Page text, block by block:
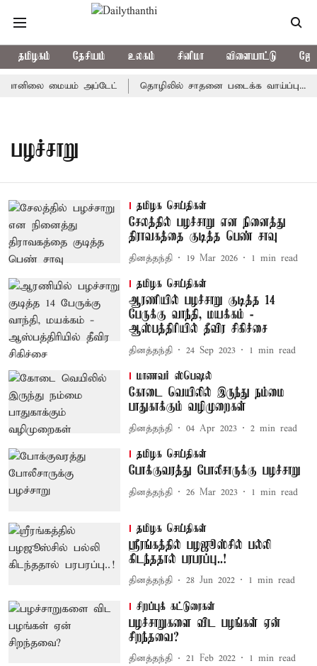
தமிழகம் தேசியம் உலகம் சினிமா விளையாட்டு
வானிலை மையம் அப்டேட் தொழிலில் சாதனை படைக்க வாய்ப்பு...
பழச்சாறு
தமிழக செய்திகள்
சேலத்தில் பழச்சாறு என நினைத்து
திராவகத்தை குடித்த பெண் சாவு
தினத்தந்தி 19 Mar 2026 1 min read
தமிழக செய்திகள்
ஆரணியில் பழச்சாறு குடித்த 14
பேருக்கு வாந்தி, மயக்கம் -
ஆஸ்பத்திரியில் தீவிர சிகிச்சை
தினத்தந்தி 24 Sep 2023 1 min read
மாணவர் ஸ்பெஷல்
கோடை வெயிலில் இருந்து நம்மை
பாதுகாக்கும் வழிமுறைகள்
தினத்தந்தி 04 Apr 2023 2 min read
தமிழக செய்திகள்
போக்குவரத்து போலீசாருக்கு பழச்சாறு
தினத்தந்தி 26 Mar 2023 1 min read
தமிழக செய்திகள்
ஸ்ரீரங்கத்தில் பழஜூஸ்சில் பல்லி
கிடந்ததால் பரபரப்பு..!
தினத்தந்தி 28 Jun 2022 1 min read
சிறப்புக் கட்டுரைகள்
பழச்சாறுகளை விட பழங்கள் ஏன்
சிறந்தவை?
தினத்தந்தி 21 Feb 2022 1 min read